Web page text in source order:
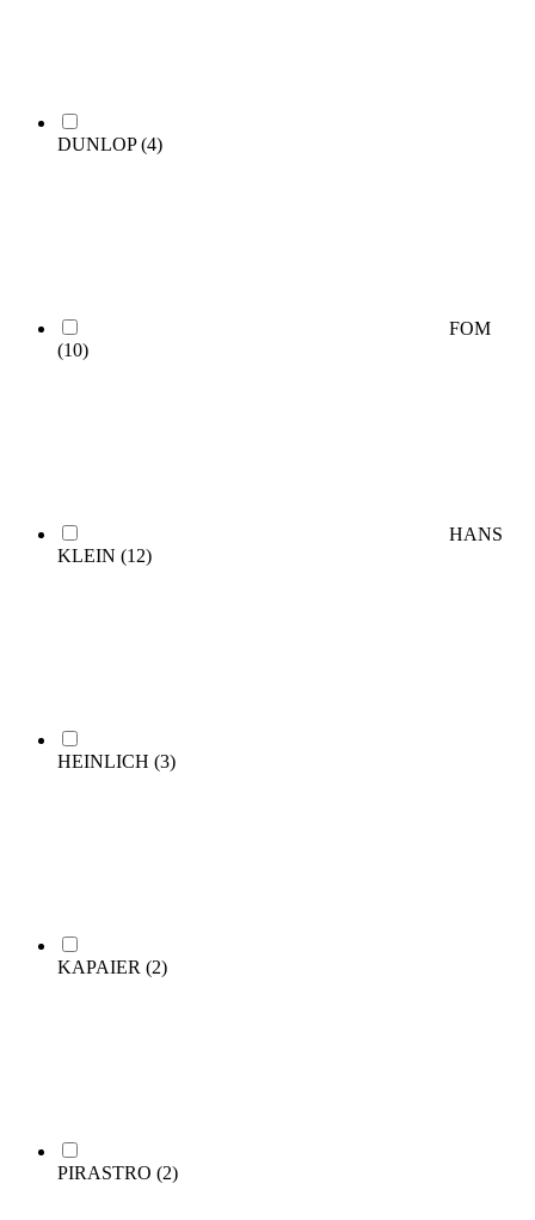
DUNLOP(4)
FOM
(10)
HANS
KLEIN (12)
HEINLICH (3)
KAPAIER (2)
PIRASTRO (2)